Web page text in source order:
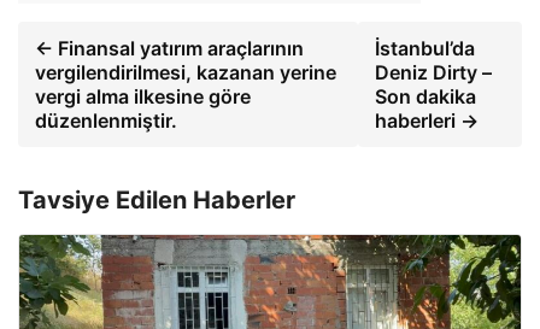
← Finansal yatırım araçlarının
vergilendirilmesi, kazanan yerine
vergi alma ilkesine göre
düzenlenmiştir.
İstanbul’da
Deniz Dirty –
Son dakika
haberleri →
Tavsiye Edilen Haberler